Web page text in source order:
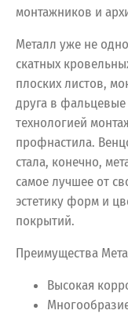
монтажников и
Металл уже не
скатных
плоских листов,
друга в
технологией
профнастила.
стала, конечно,
самое лучшее от
эстетику форм и
покрытий.
Преимущества
Высокая